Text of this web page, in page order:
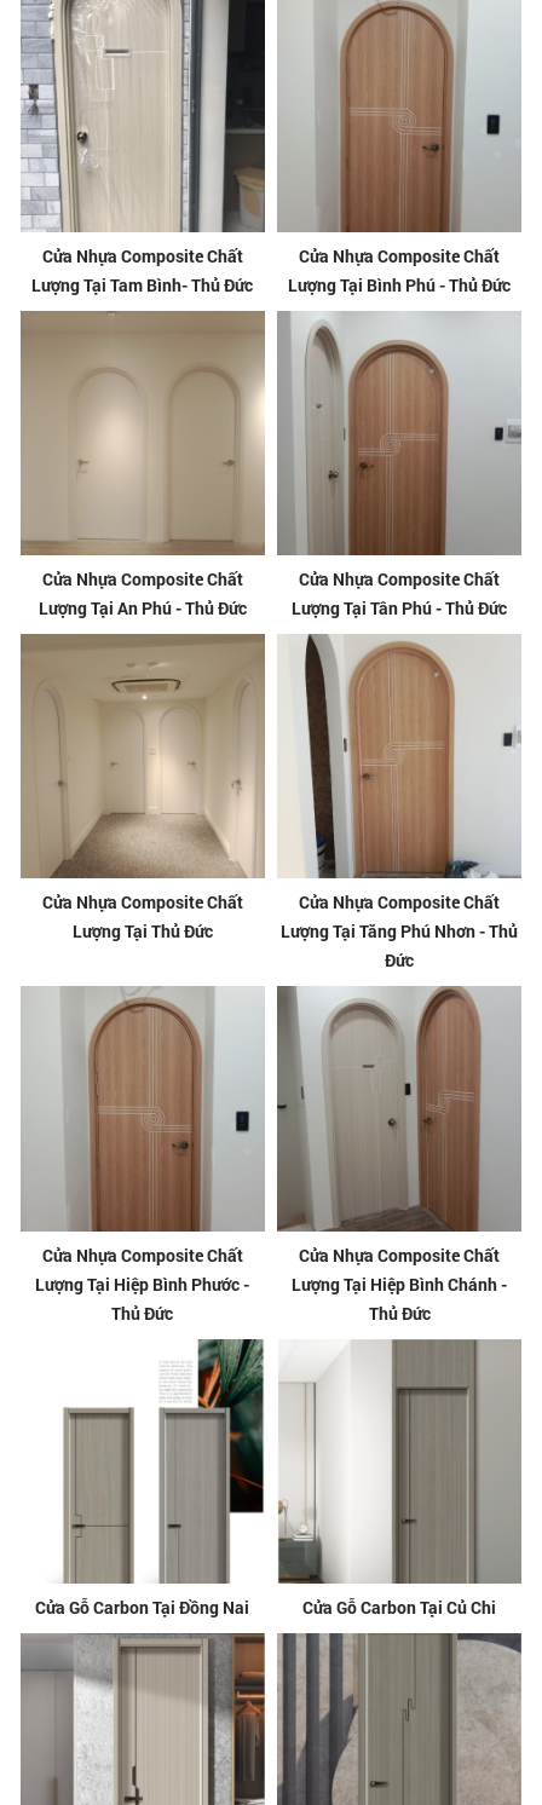
Cửa Nhựa Composite Chất
Lượng Tại Tam Bình- Thủ Đức
Cửa Nhựa Composite Chất
Lượng Tại Bình Phú - Thủ Đức
Cửa Nhựa Composite Chất
Lượng Tại An Phú - Thủ Đức
Cửa Nhựa Composite Chất
Lượng Tại Tân Phú - Thủ Đức
Cửa Nhựa Composite Chất
Lượng Tại Thủ Đức
Cửa Nhựa Composite Chất
Lượng Tại Tăng Phú Nhơn - Thủ
Đức
Cửa Nhựa Composite Chất
Lượng Tại Hiệp Bình Phước -
Thủ Đức
Cửa Nhựa Composite Chất
Lượng Tại Hiệp Bình Chánh -
Thủ Đức
Cửa Gỗ Carbon Tại Đồng Nai Cửa Gỗ Carbon Tại Củ Chi